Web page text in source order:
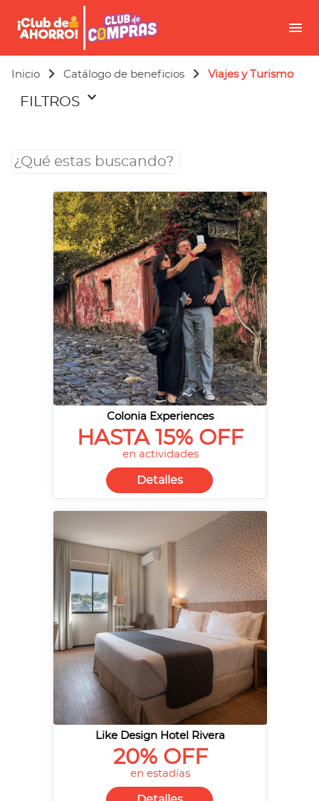
menu
Inicio Catálogo de beneficios Viajes y Turismo
FILTROS keyboard_arrow_down
Colonia Experiences
HASTA 15% OFF
en actividades
Detalles
Like Design Hotel Rivera
20% OFF
en estadías